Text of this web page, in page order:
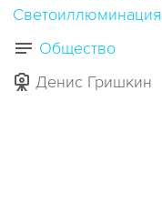
Светоиллюминация
Общество
Денис Гришкин